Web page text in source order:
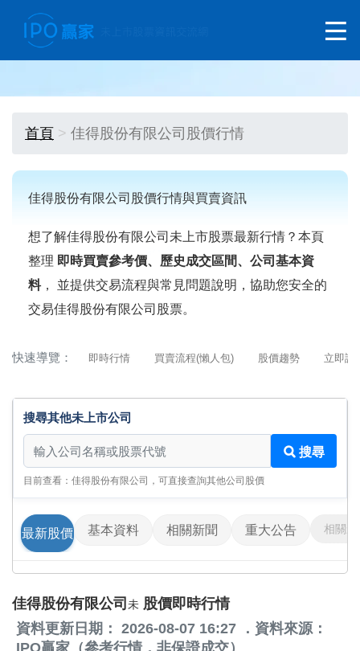
首頁 佳得股份有限公司股價行情
佳得股份有限公司股價行情與買賣資訊
想了解佳得股份有限公司未上市股票最新行情？本頁
整理 即時買賣參考價、歷史成交區間、公司基本資
料， 並提供交易流程與常見問題說明，協助您安全的
交易佳得股份有限公司股票。
快速導覽： 即時行情 買賣流程(懶人包) 股價趨勢 立即詢
搜尋其他未上市公司
搜尋其他未上市公司
搜尋
目前查看：佳得股份有限公司，可直接查詢其他公司股價
最新股價 基本資料 相關新聞 重大公告 相關影
佳得股份有限公司 未 股價即時行情
資料更新日期： 2026-08-07 16:27 ．資料來源：
IPO贏家（參考行情，非保證成交）